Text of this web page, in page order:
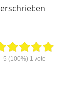
5 (100%) 1 vote